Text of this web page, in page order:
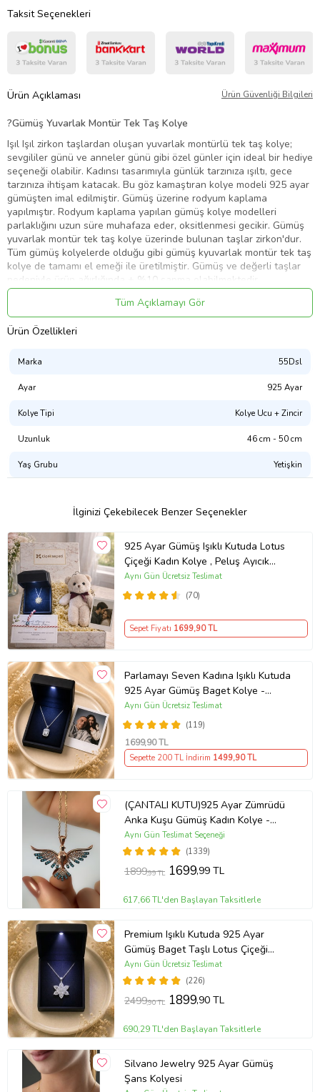
Taksit Seçenekleri
Ürün Açıklaması Ürün Güvenliği Bilgileri
?Gümüş Yuvarlak Montür Tek Taş Kolye
Işıl Işıl zirkon taşlardan oluşan yuvarlak montürlü tek taş kolye;
sevgililer günü ve anneler günü gibi özel günler için ideal bir hediye
seçeneği olabilir. Kadınsı tasarımıyla günlük tarzınıza ışıltı, gece
tarzınıza ihtişam katacak. Bu göz kamaştıran kolye modeli 925 ayar
gümüşten imal edilmiştir. Gümüş üzerine rodyum kaplama
yapılmıştır. Rodyum kaplama yapılan gümüş kolye modelleri
parlaklığını uzun süre muhafaza eder, oksitlenmesi gecikir. Gümüş
yuvarlak montür tek taş kolye üzerinde bulunan taşlar zirkon'dur.
Tüm gümüş kolyelerde olduğu gibi gümüş kyuvarlak montür tek taş
kolye de tamamı el emeği ile üretilmiştir. Gümüş ve değerli taşlar
nedeniyle ürün ağırlığında ± %10 sapma olabilmektedir.
Ort. Ağırlık : 1.80 gr.
Tüm Açıklamayı Gör
Ürün Özellikleri
Marka 55Dsl
Ayar 925 Ayar
Kolye Tipi Kolye Ucu + Zincir
Uzunluk 46 cm - 50 cm
Yaş Grubu Yetişkin
İlginizi Çekebilecek Benzer Seçenekler
925 Ayar Gümüş Işıklı Kutuda Lotus
Çiçeği Kadın Kolye , Peluş Ayıcık
Anahtarlık Marteniçka Bileklik,
Polaroid Fotoğraf Hediye
(70)
Aynı Gün Ücretsiz Teslimat
Sepet Fiyatı 1699,90 TL
Parlamayı Seven Kadına Işıklı Kutuda
925 Ayar Gümüş Baget Kolye -
Kişiye Özel Fotoğraf Hediye
(119)
Aynı Gün Ücretsiz Teslimat
1699,90 TL
Sepette 200 TL İndirim 1499,90 TL
(ÇANTALI KUTU)925 Ayar Zümrüdü
Anka Kuşu Gümüş Kadın Kolye -
MAVİ
(1339)
Aynı Gün Teslimat Seçeneği
1899,99 TL 1699,99 TL
617,66 TL'den Başlayan Taksitlerle
Premium Işıklı Kutuda 925 Ayar
Gümüş Baget Taşlı Lotus Çiçeği
Kolye
(226)
Aynı Gün Ücretsiz Teslimat
2499,90 TL 1899,90 TL
690,29 TL'den Başlayan Taksitlerle
Silvano Jewelry 925 Ayar Gümüş
Şans Kolyesi